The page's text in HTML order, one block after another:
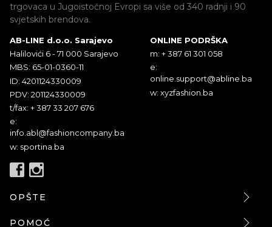
trgovaca u Jugoistočnoj Evropi sa više od 340 radnji i 90
svjetskih brendova.
AB-LINE d.o.o. Sarajevo
Halilovići 6 - 71 000 Sarajevo
MBS: 65-01-0360-11
ID: 4201124330009
PDV: 201124330009
t/fax: + 387 33 207 676
e:
info.abl@fashioncompany.ba
w: sportina.ba
ONLINE PODRŠKA
m: + 387 61 301 058
e:
online.support@abline.ba
w: xyzfashion.ba
OPŠTE
POMOĆ